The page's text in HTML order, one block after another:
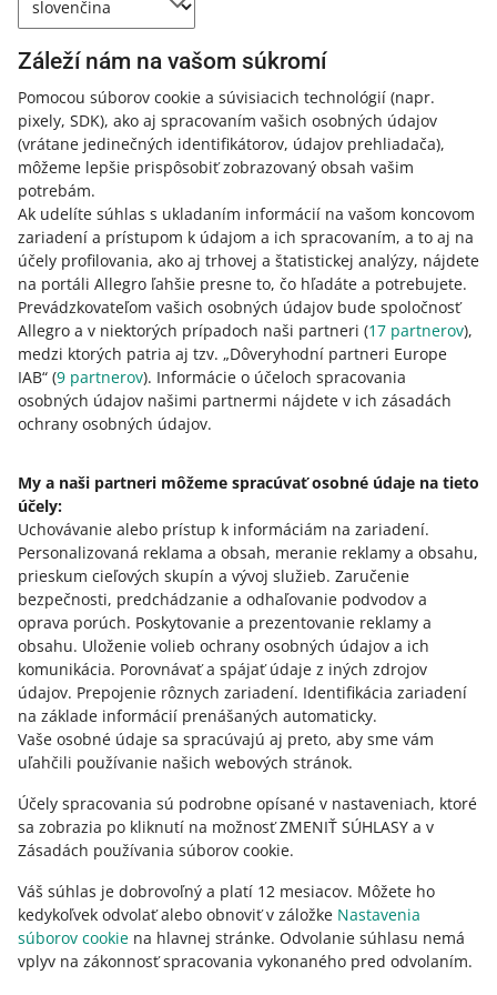
Záleží nám na vašom súkromí
Pomocou súborov cookie a súvisiacich technológií (napr.
pixely, SDK), ako aj spracovaním vašich osobných údajov
(vrátane jedinečných identifikátorov, údajov prehliadača),
môžeme lepšie prispôsobiť zobrazovaný obsah vašim
potrebám.
Ak udelíte súhlas s ukladaním informácií na vašom koncovom
zariadení a prístupom k údajom a ich spracovaním, a to aj na
účely profilovania, ako aj trhovej a štatistickej analýzy, nájdete
na portáli Allegro ľahšie presne to, čo hľadáte a potrebujete.
Prevádzkovateľom vašich osobných údajov bude spoločnosť
Allegro a v niektorých prípadoch naši partneri (17 partnerov),
medzi ktorých patria aj tzv. „Dôveryhodní partneri Europe
IAB“ (9 partnerov). Informácie o účeloch spracovania
osobných údajov našimi partnermi nájdete v ich zásadách
ochrany osobných údajov.
My a naši partneri môžeme spracúvať osobné údaje na tieto
účely:
Uchovávanie alebo prístup k informáciám na zariadení.
Personalizovaná reklama a obsah, meranie reklamy a obsahu,
prieskum cieľových skupín a vývoj služieb. Zaručenie
bezpečnosti, predchádzanie a odhaľovanie podvodov a
oprava porúch. Poskytovanie a prezentovanie reklamy a
obsahu. Uloženie volieb ochrany osobných údajov a ich
komunikácia. Porovnávať a spájať údaje z iných zdrojov
údajov. Prepojenie rôznych zariadení. Identifikácia zariadení
na základe informácií prenášaných automaticky.
Vaše osobné údaje sa spracúvajú aj preto, aby sme vám
uľahčili používanie našich webových stránok.
Účely spracovania sú podrobne opísané v nastaveniach, ktoré
sa zobrazia po kliknutí na možnosť ZMENIŤ SÚHLASY a v
Zásadách používania súborov cookie.
Váš súhlas je dobrovoľný a platí 12 mesiacov. Môžete ho
kedykoľvek odvolať alebo obnoviť v záložke Nastavenia
súborov cookie na hlavnej stránke. Odvolanie súhlasu nemá
vplyv na zákonnosť spracovania vykonaného pred odvolaním.
inteligencii. Zavedie nové pravidlá pre transparentnosť
online obsahu generovaného umelou inteligenciou. Aby
sme vám pomohli prispôsobiť sa týmto novým právnym
požiadavkám, čoskoro vám poskytneme beta verziu
nástroja na označovanie obrázkov vo vašich ponukách
vygenerovaných umelou inteligenciou.
ČÍTAŤ VIAC
Táto stránka je dostupná aj v iných jazykoch
o allegro.pl
polski
čeština
English
slovenčina
o allegro.cz
polski
čeština
English
slovenčina
o allegro.sk
polski
English
slovenčina